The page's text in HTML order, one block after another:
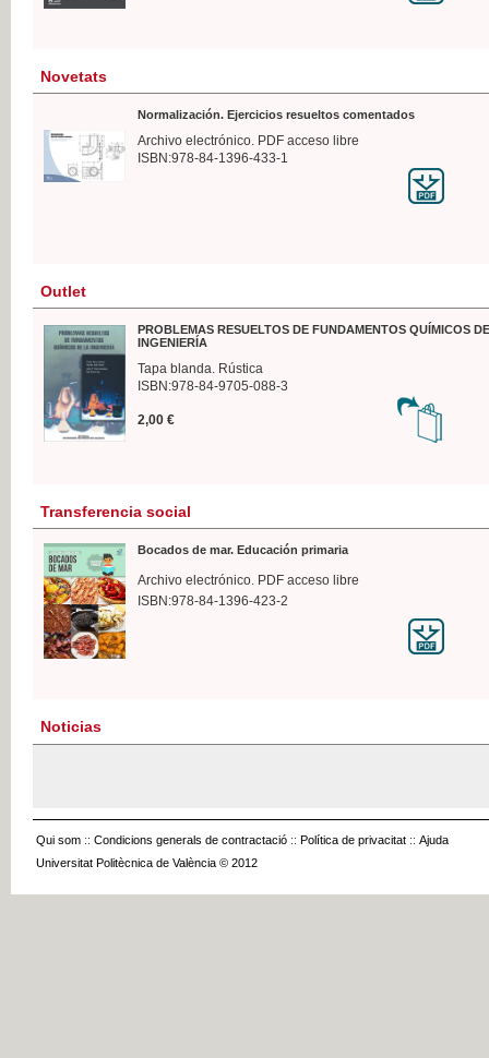
Novetats
Normalización. Ejercicios resueltos comentados
Archivo electrónico. PDF acceso libre
ISBN:978-84-1396-433-1
Outlet
PROBLEMAS RESUELTOS DE FUNDAMENTOS QUÍMICOS
INGENIERÍA
Tapa blanda. Rústica
ISBN:978-84-9705-088-3
2,00 €
Transferencia social
Bocados de mar. Educación primaria
Archivo electrónico. PDF acceso libre
ISBN:978-84-1396-423-2
Noticias
Qui som :: Condicions generals de contractació :: Política de privacitat :: Ajuda
Universitat Politècnica de València © 2012